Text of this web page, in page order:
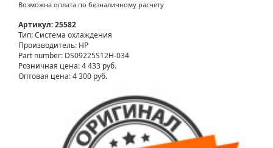
Возможна оплата по безналичному расчету
Артикул: 25582
Тип: Система охлаждения
Производитель: HP
Part number: DS09225S12H-034
Розничная цена:4 433 руб.
Оптовая цена: 4 300 руб.